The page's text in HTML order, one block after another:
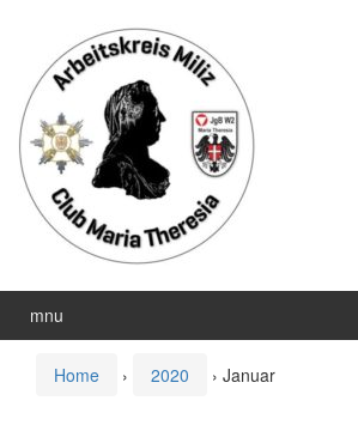
wechseln
Hauptmenü
springen
mnu
Home › 2020 › Januar